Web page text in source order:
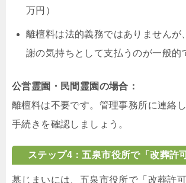
万円）
離檀料は法的義務ではありませんが
謝の気持ちとして支払うのが一般的
公営霊園・民間霊園の場合：
離檀料は不要です。管理事務所に連絡
手続きを確認しましょう。
ステップ4：五泉市役所で「改葬許
墓じまいには、五泉市役所で「改葬許